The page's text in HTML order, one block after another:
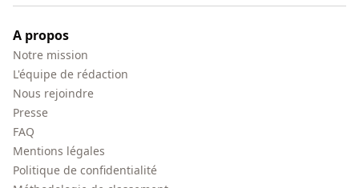
A propos
Notre mission
L'équipe de rédaction
Nous rejoindre
Presse
FAQ
Mentions légales
Politique de confidentialité